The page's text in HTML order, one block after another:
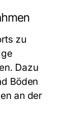
zu
Dazu
Böden
an der